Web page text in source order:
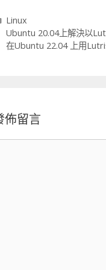
分
類
Linux
Ubuntu 20.04上解決以
在Ubuntu 22.04 上用
佈留言